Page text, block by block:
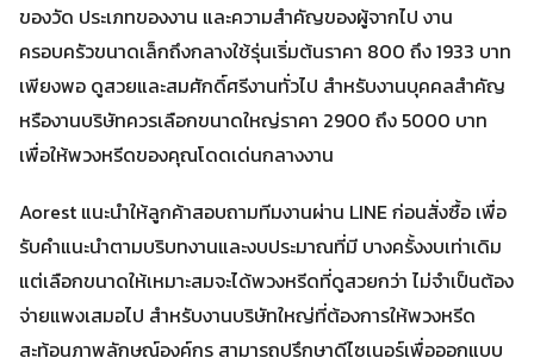
ของวัด ประเภทของงาน และความสำคัญของผู้จากไป งาน
ครอบครัวขนาดเล็กถึงกลางใช้รุ่นเริ่มต้นราคา 800 ถึง 1933 บาท
เพียงพอ ดูสวยและสมศักดิ์ศรีงานทั่วไป สำหรับงานบุคคลสำคัญ
หรืองานบริษัทควรเลือกขนาดใหญ่ราคา 2900 ถึง 5000 บาท
เพื่อให้พวงหรีดของคุณโดดเด่นกลางงาน
Aorest แนะนำให้ลูกค้าสอบถามทีมงานผ่าน LINE ก่อนสั่งซื้อ เพื่อ
รับคำแนะนำตามบริบทงานและงบประมาณที่มี บางครั้งงบเท่าเดิม
แต่เลือกขนาดให้เหมาะสมจะได้พวงหรีดที่ดูสวยกว่า ไม่จำเป็นต้อง
จ่ายแพงเสมอไป สำหรับงานบริษัทใหญ่ที่ต้องการให้พวงหรีด
สะท้อนภาพลักษณ์องค์กร สามารถปรึกษาดีไซเนอร์เพื่อออกแบบ